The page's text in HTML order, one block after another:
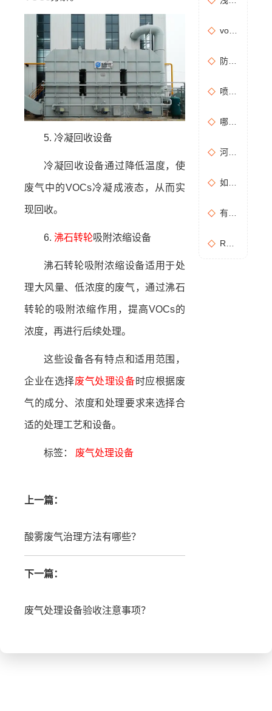
5. 冷凝回收设备
冷凝回收设备通过降低温度，使
废气中的VOCs冷凝成液态，从而实
现回收。
6. 沸石转轮吸附浓缩设备
沸石转轮吸附浓缩设备适用于处
理大风量、低浓度的废气，通过沸石
转轮的吸附浓缩作用，提高VOCs的
浓度，再进行后续处理。
这些设备各有特点和适用范围，
企业在选择废气处理设备时应根据废
气的成分、浓度和处理要求来选择合
适的处理工艺和设备。
标签： 废气处理设备
上一篇：
酸雾废气治理方法有哪些？
下一篇：
废气处理设备验收注意事项？